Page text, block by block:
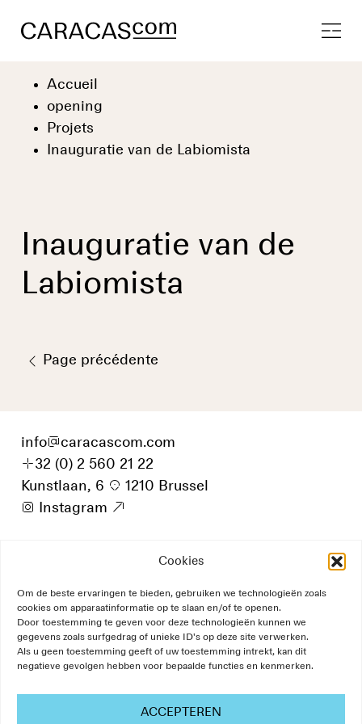
Cookies
Om de beste ervaringen te bieden, gebruiken we technologieën zoals
cookies om apparaatinformatie op te slaan en/of te openen.
Door toestemming te geven voor deze technologieën kunnen we
gegevens zoals surfgedrag of unieke ID's op deze site verwerken.
Als u geen toestemming geeft of uw toestemming intrekt, kan dit
negatieve gevolgen hebben voor bepaalde functies en kenmerken.
ACCEPTEREN
Accueil
opening
Projets
Inauguratie van de Labiomista
Inauguratie van de
Labiomista
Page précédente
info@caracascom.com
+32 (0) 2 560 21 22
Kunstlaan, 6 p 1210 Brussel
i
Instagram 9